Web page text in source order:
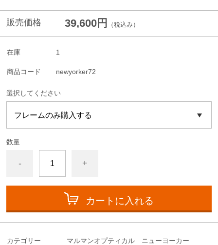
販売価格 39,600円 （税込み）
在庫 1
商品コード newyorker72
選択してください
数量
- +
カートに入れる
カテゴリー マルマンオプティカル ニューヨーカー